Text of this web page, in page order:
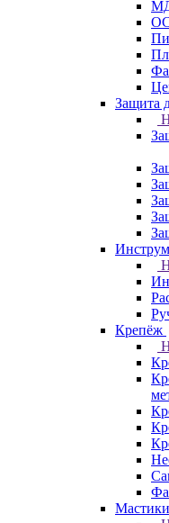
Защита
Крепёж